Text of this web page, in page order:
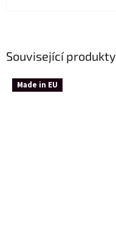
Související produkty
Made in EU